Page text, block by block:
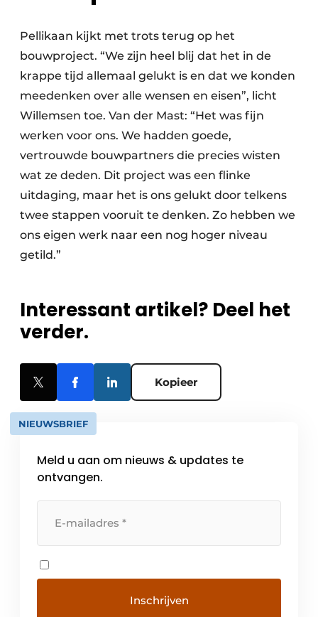
Pellikaan kijkt met trots terug op het
bouwproject. “We zijn heel blij dat het in de
krappe tijd allemaal gelukt is en dat we konden
meedenken over alle wensen en eisen”, licht
Willemsen toe. Van der Mast: “Het was fijn
werken voor ons. We hadden goede,
vertrouwde bouwpartners die precies wisten
wat ze deden. Dit project was een flinke
uitdaging, maar het is ons gelukt door telkens
twee stappen vooruit te denken. Zo hebben we
ons eigen werk naar een nog hoger niveau
getild.”
Interessant artikel? Deel het
verder.
Kopieer
NIEUWSBRIEF
Meld u aan om nieuws & updates te
ontvangen.